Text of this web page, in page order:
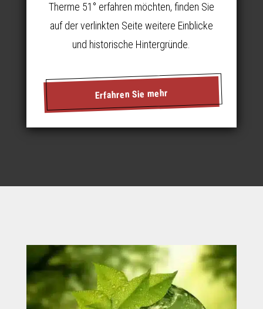
Therme 51° erfahren möchten, finden Sie
auf der verlinkten Seite weitere Einblicke
und historische Hintergründe.
Erfahren Sie mehr